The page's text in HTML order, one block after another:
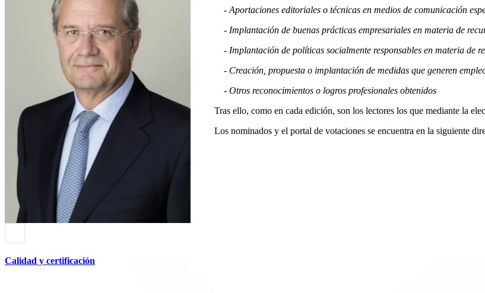
- Aportaciones editoriales o técnicas en medios de comunicación
- Implantación de buenas prácticas empresariales en materia de
- Implantación de políticas socialmente responsables en materia de
- Creación, propuesta o implantación de medidas que generen
- Otros reconocimientos o logros profesionales obtenidos
Tras ello, como en cada edición, son los lectores los que mediante la
Los nominados y el portal de votaciones se encuentra en la siguiente
Calidad y certificación